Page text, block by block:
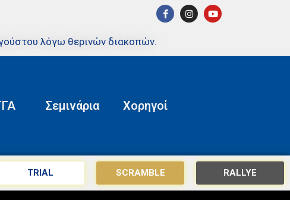
λόγω θερινών διακοπών.
Σεμινάρια Χορηγοί
TRIAL SCRAMBLE RALLYE